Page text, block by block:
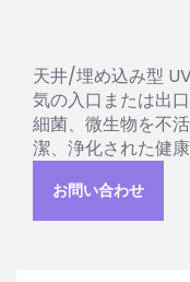
天井/埋め込み型
気の入口または出
細菌、微生物を不
潔、浄化された健
お問い合わせ